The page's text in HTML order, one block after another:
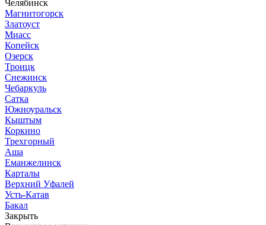
Челябинск
Магнитогорск
Златоуст
Миасс
Копейск
Озерск
Троицк
Снежинск
Чебаркуль
Сатка
Южноуральск
Кыштым
Коркино
Трехгорный
Аша
Еманжелинск
Карталы
Верхний Уфалей
Усть-Катав
Бакал
Закрыть